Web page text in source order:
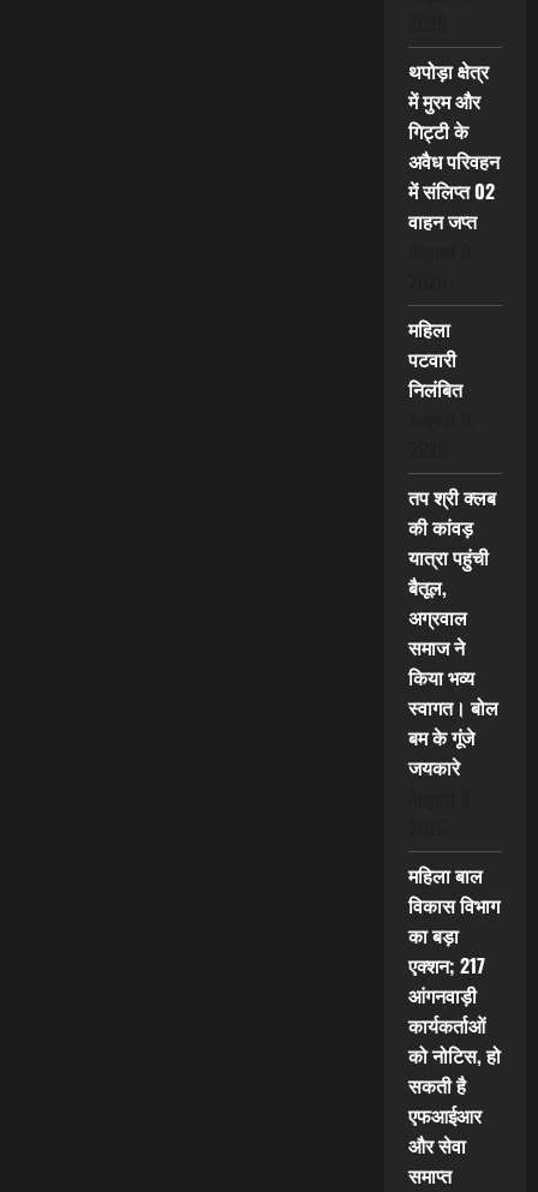
थपोड़ा क्षेत्र
में मुरम और
गिट्टी के
अवैध परिवहन
में संलिप्त 02
वाहन जप्त
महिला
पटवारी
निलंबित
तप श्री क्लब
की कांवड़
यात्रा पहुंची
बैतूल,
अग्रवाल
समाज ने
किया भव्य
स्वागत। बोल
बम के गूंजे
जयकारे
महिला बाल
विकास विभाग
का बड़ा
एक्शन; 217
आंगनवाड़ी
कार्यकर्ताओं
को नोटिस, हो
सकती है
एफआईआर
और सेवा
समाप्त